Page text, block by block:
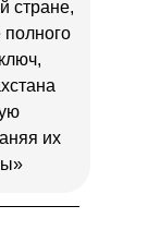
стране,
их